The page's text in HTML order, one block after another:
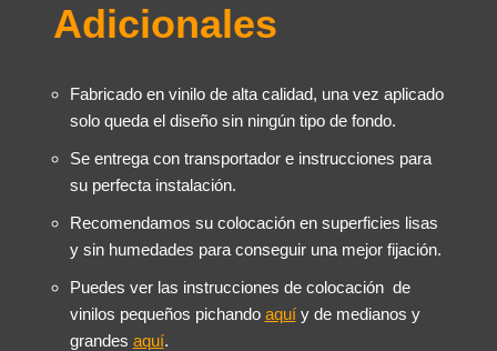
Adicionales
Fabricado en vinilo de alta calidad, una vez aplicado
solo queda el diseño sin ningún tipo de fondo.
Se entrega con transportador e instrucciones para
su perfecta instalación.
Recomendamos su colocación en superficies lisas
y sin humedades para conseguir una mejor fijación.
Puedes ver las instrucciones de colocación de
vinilos pequeños pichando aquíy de medianos y
grandes aquí.